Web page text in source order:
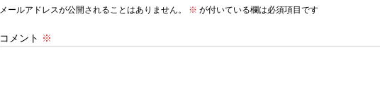
メールアドレスが公開されることはありません。 ※ が付いている欄は必須項目です
コメント ※